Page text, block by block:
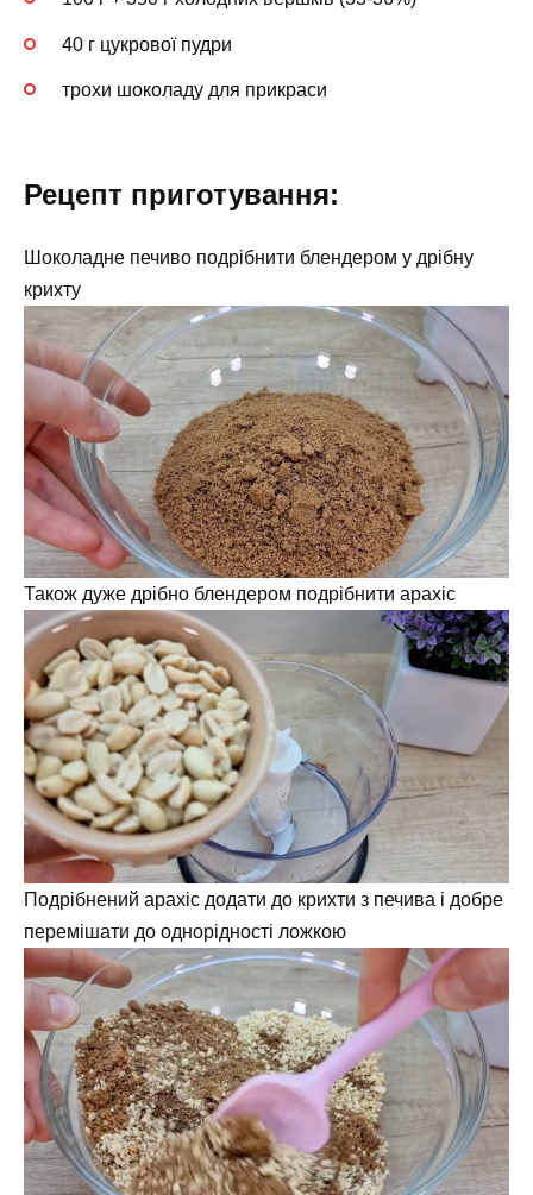
40 г цукрової пудри
трохи шоколаду для прикраси
Рецепт приготування:
Шоколадне печиво подрібнити блендером у дрібну
крихту
Також дуже дрібно блендером подрібнити арахіс
Подрібнений арахіс додати до крихти з печива і добре
перемішати до однорідності ложкою